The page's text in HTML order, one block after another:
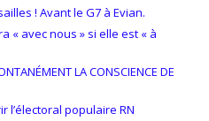
! Avant le G7 à Evian.
« avec nous » si elle est « à
LA CONSCIENCE DE
l’électoral populaire RN